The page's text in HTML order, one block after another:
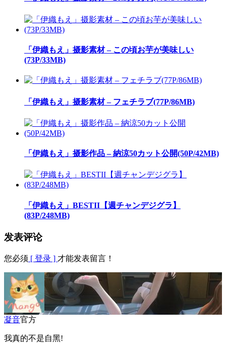
「伊織もえ」摄影素材 – この頃お芋が美味しい
(73P/33MB)
「伊織もえ」摄影素材 – フェチラブ(77P/86MB)
「伊織もえ」摄影作品 – 納涼50カット公開(50P/42MB)
「伊織もえ」BESTII【週チャンデジグラ】
(83P/248MB)
发表评论
您必须 [ 登录 ] 才能发表留言！
凝音官方
我真的不是自黑!